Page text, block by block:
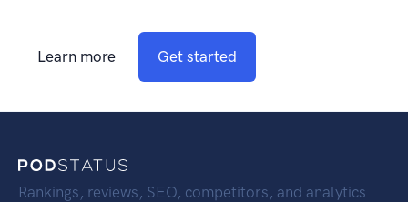
Learn more Get started
Rankings, reviews, SEO, competitors, and analytics